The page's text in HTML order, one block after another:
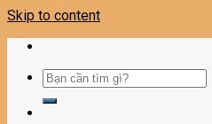
Skip to content